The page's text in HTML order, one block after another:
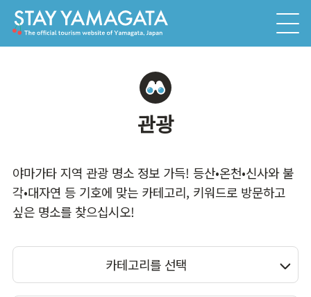
관광
야마가타 지역 관광 명소 정보 가득! 등산•온천•신사와 불
각•대자연 등 기호에 맞는 카테고리, 키워드로 방문하고
싶은 명소를 찾으십시오!
카테고리를 선택